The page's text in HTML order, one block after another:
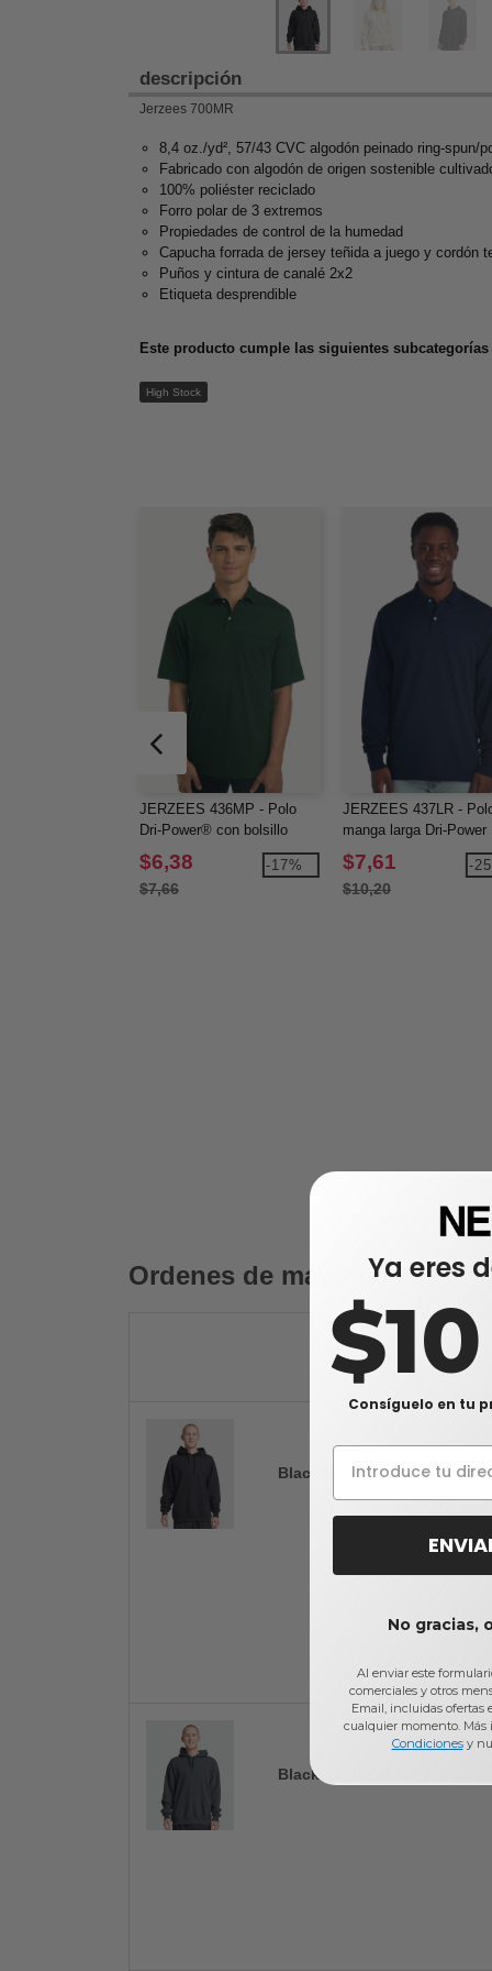
descripción
Jerzees 700MR
8,4 oz./yd², 57/43 CVC algodón peinado ring-spun/
Fabricado con algodón de origen sostenible
100% poliéster reciclado
Forro polar de 3 extremos
Propiedades de control de la humedad
Capucha forrada de jersey teñida a juego y cordón
Puños y cintura de canalé 2x2
Etiqueta desprendible
Este producto cumple las siguientes
High Stock
JERZEES 436MP - Polo
Dri-Power® con bolsillo
$6,38
$7,66
-17%
JERZEES 437LR -
manga larga Dri-Power
$7,61
$10,20
-
Ordenes de mayoreo
Black Ink
Black Ink Heather
Ya eres
Consíguelo en tu
No gracias,
Al enviar este
comerciales y otros
Email, incluidas ofertas
cualquier momento.
Condicionesy